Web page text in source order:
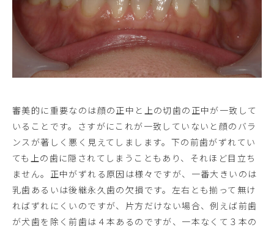
審美的に重要なのは顔の正中と上の切歯の正中が一致して
いることです。さすがにこれが一致していないと顔のバラ
ンスが著しく悪く見えてしまします。下の前歯がずれてい
ても上の歯に隠されてしまうこともあり、それほど目立ち
ません。正中がずれる原因は様々ですが、一番大きいのは
乳歯あるいは後継永久歯の欠損です。左右とも揃って無け
ればずれにくいのですが、片方だけない場合、例えば前歯
が犬歯を除く前歯は４本あるのですが、一本なくて３本の